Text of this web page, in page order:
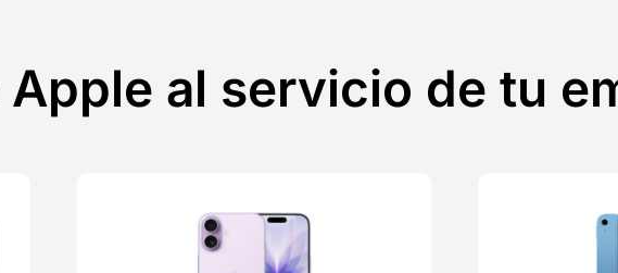
al servicio de tu